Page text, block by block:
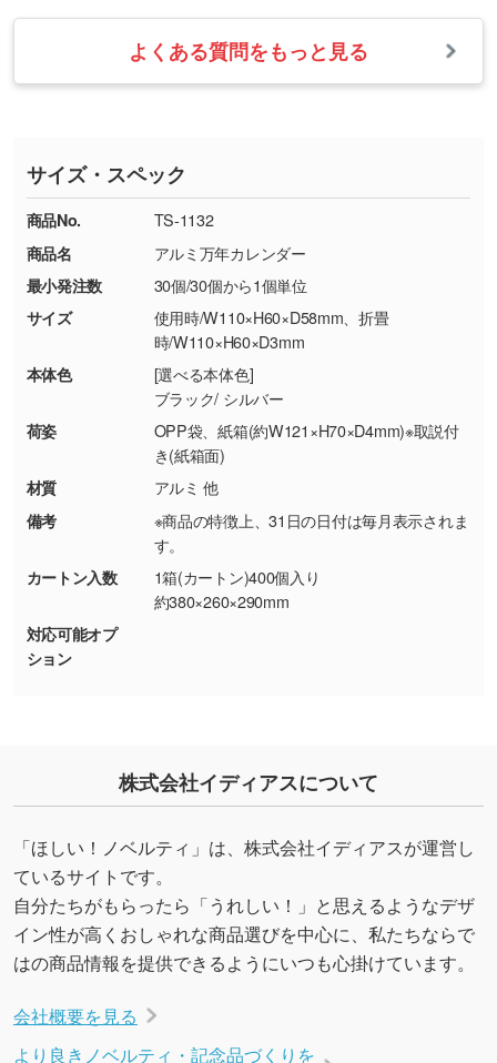
・1色印刷でグラデーションや濃淡を表現した
い
す。→詳しく見る
・コーポレートカラーを使って印刷したい／印
刷色にこだわりがある
DIC・PANTONEなどのカラーチップの指定や、
現物支給による色指定も承っております。→
・背景がある画像からキャラクター部分だけを
使いたいです
シンプルな背景のデータや、使いたいキャラク
ター部分の輪郭がはっきりしているデータは切
り抜き処理が可能です。→
詳しく見る
・持っているデータの背景が足りない／塗り足
しの作り方が分からない
合、シンプルな色・柄の背景であれば拡張が可
URLをご指定いただければ、QRコードを生成
いたします。配置のご相談にも応じています。
→ 詳しく見る
また、お選びいただいた印刷色が本体色に合わ
ない場合や仕上がりに影響しそうな場合は、ス
タッフから別の色をご案内することもございま
・お届け時に商品が損傷・故障している場合
・ご注文と異なる商品が届いた場合
・印刷不良があった場合
※詳しくは「商品の良品基準について
ください。
【返品・交換ができない場合】
・お客様の元で商品を加工された場合、または
商品が破損した場合
・商品到着後7日以上経過している場合
・お客様のご都合による返品・交換依頼(商
品・色・数量などの注文間違い等)
業日以内に担当スタッフよりメールにてご連絡
いたします。
お急ぎの場合はお電話でのご質問も受け付けて
TEL：0422-29-9911 営業時間10:00～
18:00(土日祝日除く)
よくある質問をもっと見る
サイズ・スペック
商品No.
TS-1132
商品名
アルミ万年カレンダー
最小発注数
30個/30個から1個単位
サイズ
使用時/W110×H60×D58mm、折畳
時/W110×H60×D3mm
本体色
[選べる本体色]
ブラック/ シルバー
荷姿
OPP袋、紙箱(約W121×H70×D4mm)※取説付
き(紙箱面)
材質
アルミ 他
備考
※商品の特徴上、31日の日付は毎月表示されま
す。
カートン入数
1箱(カートン)400個入り
約380×260×290mm
対応可能オプ
ション
株式会社イディアスについて
「ほしい！ノベルティ」は、株式会社イディアスが運営し
ているサイトです。
自分たちがもらったら「うれしい！」と思えるようなデザ
イン性が高くおしゃれな商品選びを中心に、私たちならで
はの商品情報を提供できるようにいつも心掛けています。
会社概要を見る
より良きノベルティ・記念品づくりを